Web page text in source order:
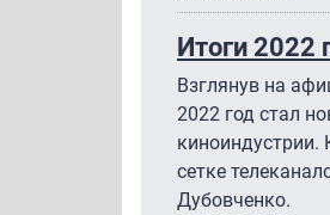
Итоги 2022
Взглянув на
2022 год стал
киноиндустрии.
сетке
Дубовченко.